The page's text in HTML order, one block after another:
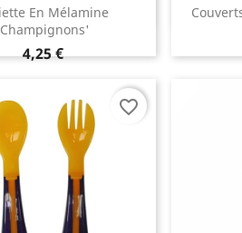
En Mélamine
4,25 €
Aperçu rapide
favorite_border